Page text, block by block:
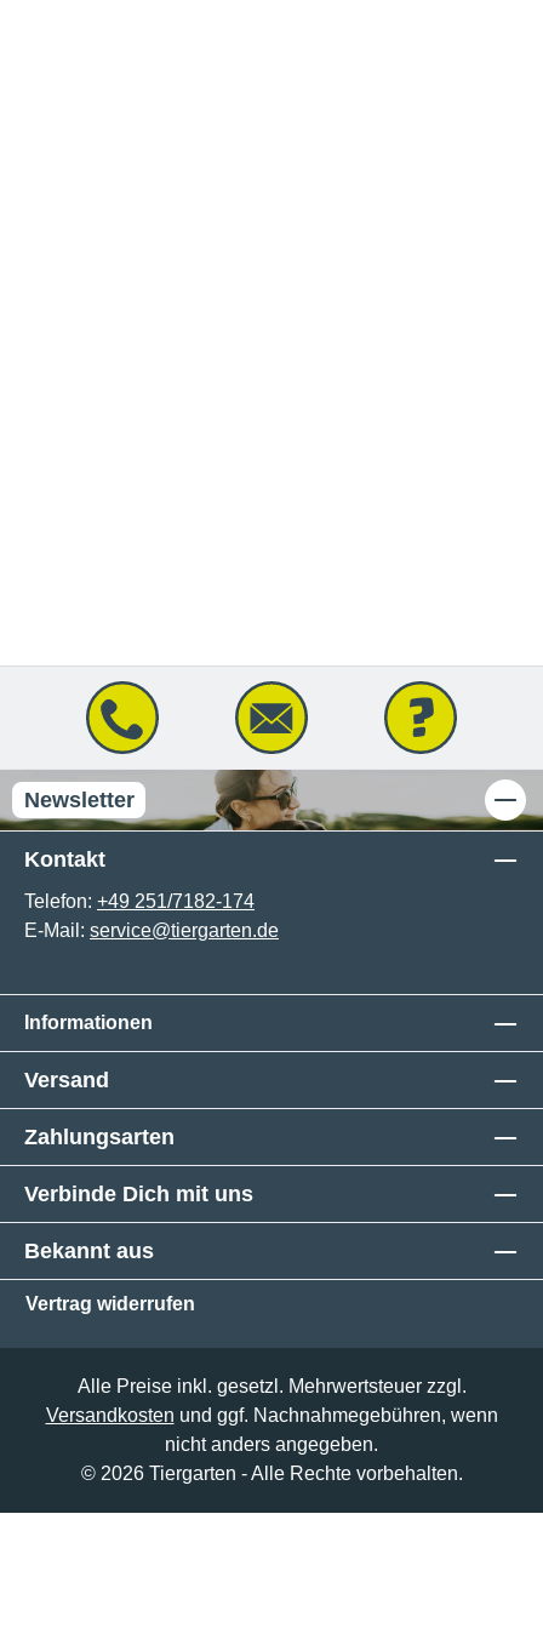
Newsletter
Kontakt
Telefon: +49 251/7182-174
E-Mail: service@tiergarten.de
Informationen
Versand
Zahlungsarten
Verbinde Dich mit uns
Bekannt aus
Vertrag widerrufen
Alle Preise inkl. gesetzl. Mehrwertsteuer zzgl.
Versandkosten und ggf. Nachnahmegebühren, wenn
nicht anders angegeben.
© 2026 Tiergarten - Alle Rechte vorbehalten.